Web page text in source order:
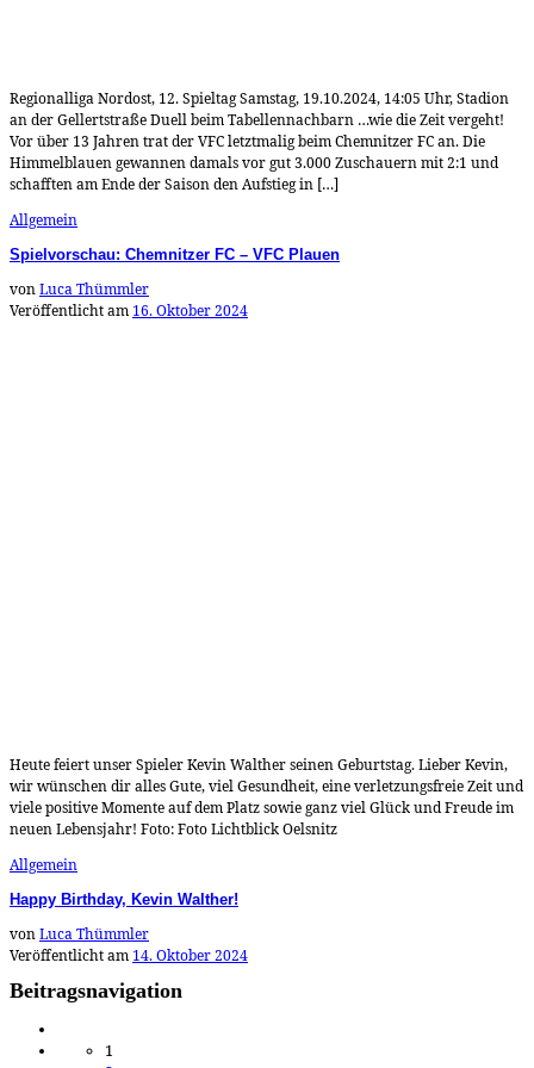
Regionalliga Nordost, 12. Spieltag Samstag, 19.10.2024, 14:05 Uhr, Stadion
an der Gellertstraße Duell beim Tabellennachbarn …wie die Zeit vergeht!
Vor über 13 Jahren trat der VFC letztmalig beim Chemnitzer FC an. Die
Himmelblauen gewannen damals vor gut 3.000 Zuschauern mit 2:1 und
schafften am Ende der Saison den Aufstieg in […]
Allgemein
Spielvorschau: Chemnitzer FC – VFC Plauen
vonLuca Thümmler
Veröffentlicht am 16. Oktober 2024
Heute feiert unser Spieler Kevin Walther seinen Geburtstag. Lieber Kevin,
wir wünschen dir alles Gute, viel Gesundheit, eine verletzungsfreie Zeit und
viele positive Momente auf dem Platz sowie ganz viel Glück und Freude im
neuen Lebensjahr! Foto: Foto Lichtblick Oelsnitz
Allgemein
Happy Birthday, Kevin Walther!
vonLuca Thümmler
Veröffentlicht am 14. Oktober 2024
Beitragsnavigation
1